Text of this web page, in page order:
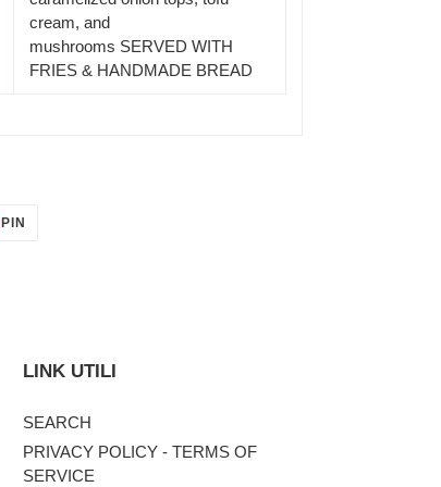
cream, and
mushrooms SERVED WITH
FRIES & HANDMADE BREAD
PIN
LINK UTILI
SEARCH
PRIVACY POLICY - TERMS OF
SERVICE